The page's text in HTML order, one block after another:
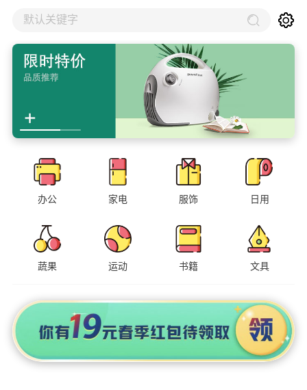
默认关键字
办公 家电 服饰 日用
蔬果 运动 书籍 文具